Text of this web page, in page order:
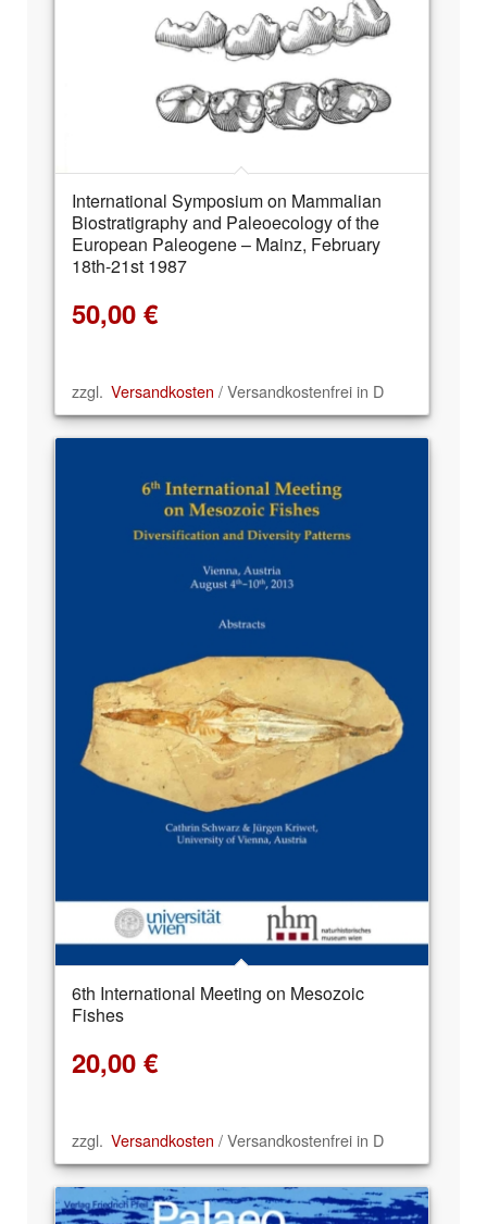
International Symposium on Mammalian
Biostratigraphy and Paleoecology of the
European Paleogene – Mainz, February
18th-21st 1987
50,00 €
zzgl. Versandkosten / Versandkostenfrei in D
6th International Meeting on Mesozoic
Fishes
20,00 €
zzgl. Versandkosten / Versandkostenfrei in D